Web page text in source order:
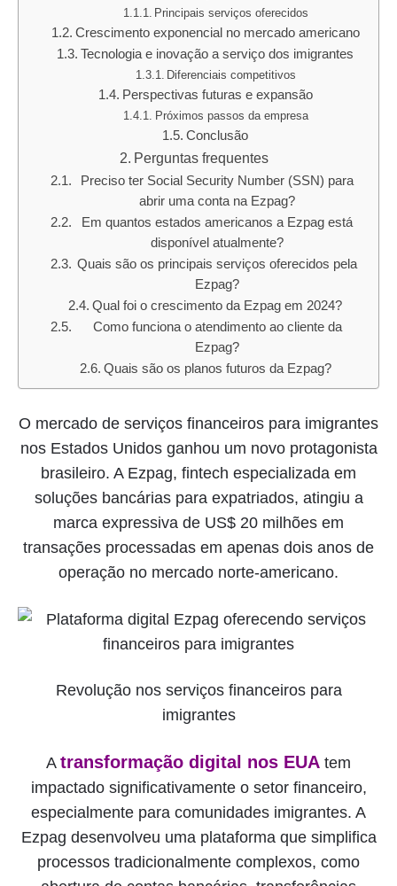
Principais serviços oferecidos
Crescimento exponencial no mercado americano
Tecnologia e inovação a serviço dos imigrantes
Diferenciais competitivos
Perspectivas futuras e expansão
Próximos passos da empresa
Conclusão
Perguntas frequentes
Preciso ter Social Security Number (SSN) para
abrir uma conta na Ezpag?
Em quantos estados americanos a Ezpag está
disponível atualmente?
Quais são os principais serviços oferecidos pela
Ezpag?
Qual foi o crescimento da Ezpag em 2024?
Como funciona o atendimento ao cliente da
Ezpag?
Quais são os planos futuros da Ezpag?
O mercado de serviços financeiros para imigrantes
nos Estados Unidos ganhou um novo protagonista
brasileiro. A Ezpag, fintech especializada em
soluções bancárias para expatriados, atingiu a
marca expressiva de US$ 20 milhões em
transações processadas em apenas dois anos de
operação no mercado norte-americano.
Revolução nos serviços financeiros para
imigrantes
A transformação digital nos EUA tem
impactado significativamente o setor financeiro,
especialmente para comunidades imigrantes. A
Ezpag desenvolveu uma plataforma que simplifica
processos tradicionalmente complexos, como